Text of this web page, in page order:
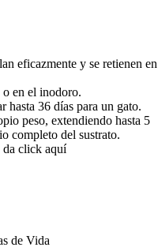
eficazmente y se retienen en
o en el inodoro.
hasta 36 días para un gato.
peso, extendiendo hasta 5
completo del sustrato.
da click aquí
de Vida